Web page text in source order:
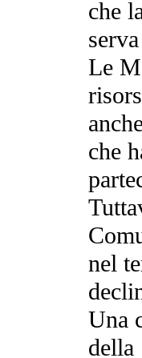
che
Le
che
nel
Una
della